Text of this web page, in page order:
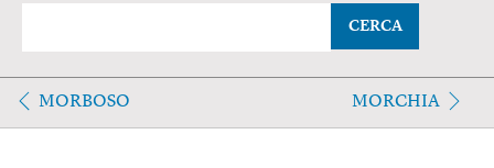
CERCA
MORBOSO MORCHIA